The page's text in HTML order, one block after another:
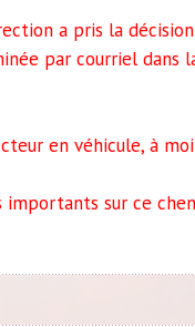
a pris la
par courriel dans
en véhicule, à
importants sur ce